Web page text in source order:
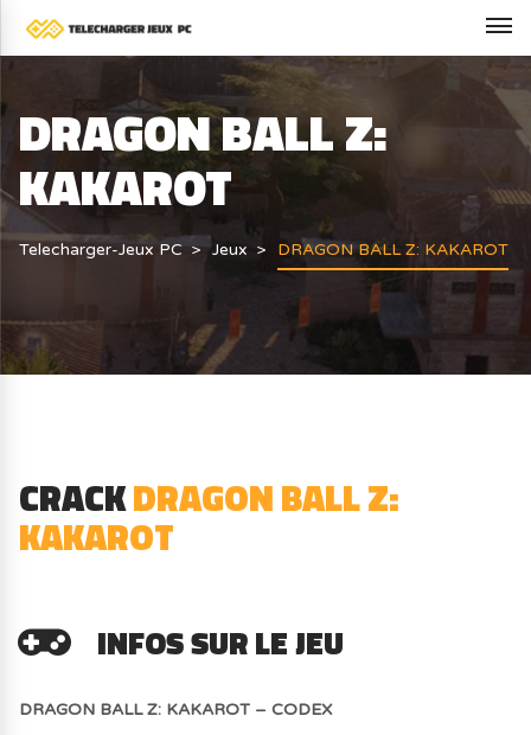
DRAGON BALL Z:
KAKAROT
Telecharger-Jeux PC Jeux DRAGON BALL Z: KAKAROT
CRACKDRAGON BALL Z:
KAKAROT
INFOS SUR LE JEU
DRAGON BALL Z: KAKAROT – CODEX